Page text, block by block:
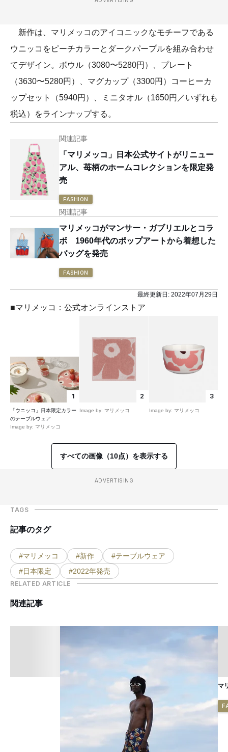
新作は、マリメッコのアイコニックなモチーフである
ウニッコをピーチカラーとダークパープルを組み合わせ
てデザイン。ボウル（3080〜5280円）、プレート
（3630〜5280円）、マグカップ（3300円）コーヒーカ
ップセット（5940円）、ミニタオル（1650円／いずれも
税込）をラインナップする。
関連記事
「マリメッコ」日本公式サイトがリニュー
アル、苺柄のホームコレクションを限定発
売
FASHION
関連記事
マリメッコがマンサー・ガブリエルとコラ
ボ 1960年代のポップアートから着想した
バッグを発売
FASHION
最終更新日: 2022年07月29日
■マリメッコ：公式オンラインストア
1
「ウニッコ」日本限定カラー
のテーブルウェア
Image by: マリメッコ
2
Image by: マリメッコ
3
Image by: マリメッコ
すべての画像（10点）を表示する
ADVERTISING
TAGS
記事のタグ
#マリメッコ #新作
#テーブルウェア
#日本限定
#2022年発売
RELATED ARTICLE
関連記事
マ